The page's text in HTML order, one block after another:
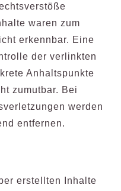
waren zum
erkennbar. Eine
der verlinkten
Anhaltspunkte
zumutbar. Bei
werden
entfernen.
erstellten Inhalte